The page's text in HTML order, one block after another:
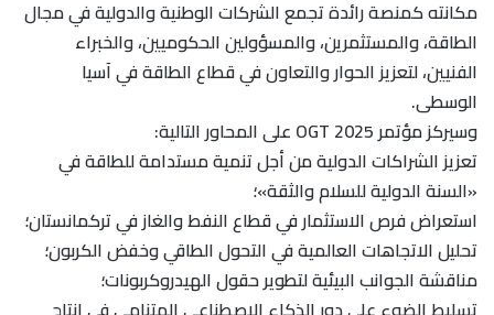
مكانته كمنصة رائدة تجمع الشركات الوطنية والدولية في مجال
الطاقة، والمستثمرين، والمسؤولين الحكوميين، والخبراء
الفنيين، لتعزيز الحوار والتعاون في قطاع الطاقة في آسيا
الوسطى.
وسيركز مؤتمر OGT 2025 على المحاور التالية:
تعزيز الشراكات الدولية من أجل تنمية مستدامة للطاقة في
«السنة الدولية للسلام والثقة»؛
استعراض فرص الاستثمار في قطاع النفط والغاز في تركمانستان؛
تحليل الاتجاهات العالمية في التحول الطاقي وخفض الكربون؛
مناقشة الجوانب البيئية لتطوير حقول الهيدروكربونات؛